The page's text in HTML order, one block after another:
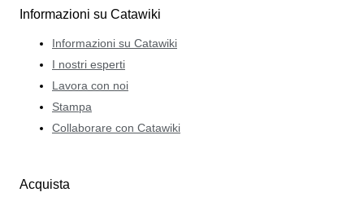
Informazioni su Catawiki
Informazioni su Catawiki
I nostri esperti
Lavora con noi
Stampa
Collaborare con Catawiki
Acquista